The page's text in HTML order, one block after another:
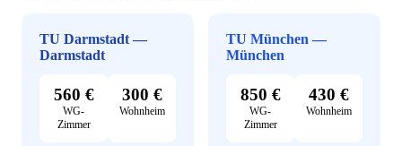
TU Darmstadt —
Darmstadt
560 €
WG-
Zimmer
300 €
Wohnheim
TU München —
München
850 €
WG-
Zimmer
430 €
Wohnheim